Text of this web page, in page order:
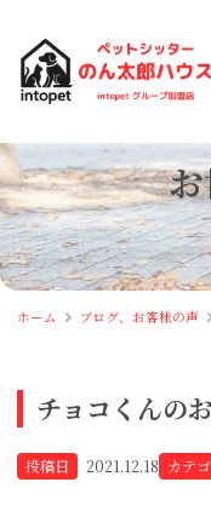
ホーム ブログ、お客様の声
チョコくんの
投稿日 2021.12.18 カテ